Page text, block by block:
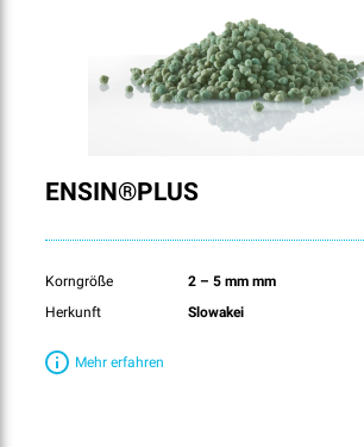
ENSIN®PLUS
Korngröße
2 – 5 mm mm
Herkunft
Slowakei
Mehr erfahren